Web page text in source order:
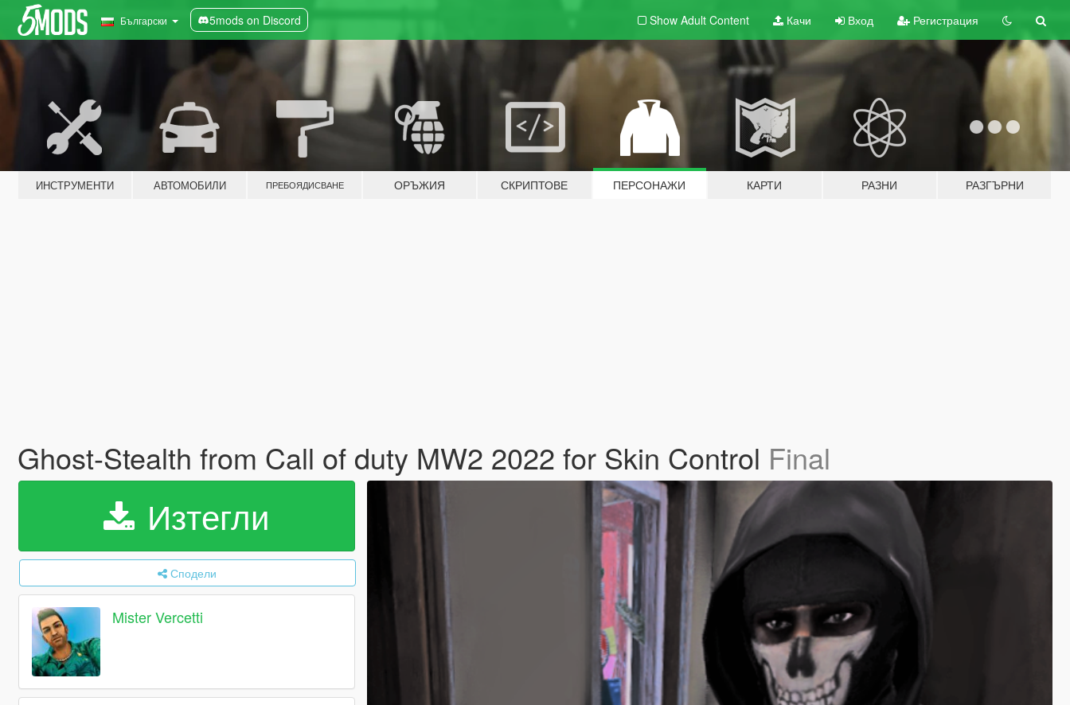
Български 5mods on Discord Show Adult Content Качи Вход Регистрация
ИНСТРУМЕНТИ АВТОМОБИЛИ ПРЕБОЯДИСВАНЕ ОРЪЖИЯ СКРИПТОВЕ ПЕРСОНАЖИ КАРТИ РАЗНИ РАЗГЪРНИ
Ghost-Stealth from Call of duty MW2 2022 for Skin Control Final
Изтегли
Сподели
Mister Vercetti